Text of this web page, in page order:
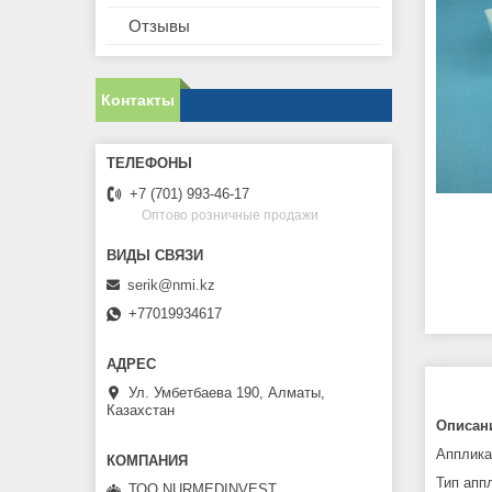
Тип
Отзывы
Контакты
+7 (701) 993-46-17
Оптово розничные продажи
serik@nmi.kz
+77019934617
Ул. Умбетбаева 190, Алматы,
Казахстан